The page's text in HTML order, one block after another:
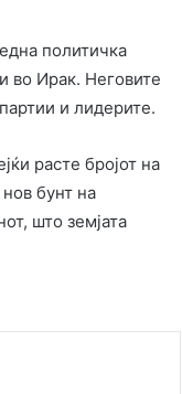
политичка
во Ирак. Неговите
и лидерите.
расте бројот на
бунт на
што земјата